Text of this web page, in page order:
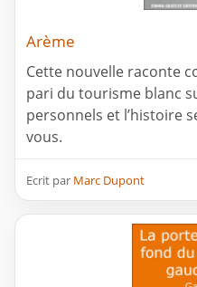
Arème
Cette nouvelle raconte
pari du tourisme blanc
personnels et l’histoire
vous.
Ecrit par Marc Dupont